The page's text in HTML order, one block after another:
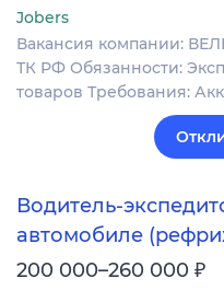
Jobers
Вакансия компании:
ТК РФ Обязанности:
товаров Требования:
Водитель-
автомобиле
200 000–260 000 ₽